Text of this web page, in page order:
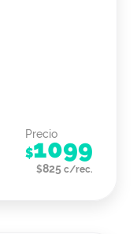
Precio
$1099
$825 c/rec.